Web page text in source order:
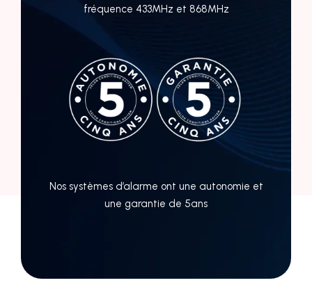
fréquence 433MHz et 868MHz
Nos systèmes d’alarme ont une autonomie et
une garantie de 5ans